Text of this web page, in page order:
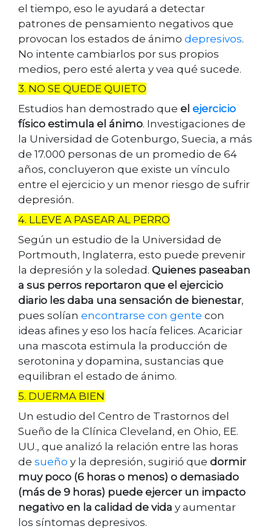
el tiempo, eso le ayudará a detectar
patrones de pensamiento negativos que
provocan los estados de ánimo depresivos.
No intente cambiarlos por sus propios
medios, pero esté alerta y vea qué sucede.
3. NO SE QUEDE QUIETO
Estudios han demostrado que el ejercicio
físico estimula el ánimo. Investigaciones de
la Universidad de Gotenburgo, Suecia, a más
de 17.000 personas de un promedio de 64
años, concluyeron que existe un vínculo
entre el ejercicio y un menor riesgo de sufrir
depresión.
4. LLEVE A PASEAR AL PERRO
Según un estudio de la Universidad de
Portmouth, Inglaterra, esto puede prevenir
la depresión y la soledad. Quienes paseaban
a sus perros reportaron que el ejercicio
diario les daba una sensación de bienestar,
pues solían encontrarse con gente con
ideas afines y eso los hacía felices. Acariciar
una mascota estimula la producción de
serotonina y dopamina, sustancias que
equilibran el estado de ánimo.
5. DUERMA BIEN
Un estudio del Centro de Trastornos del
Sueño de la Clínica Cleveland, en Ohio, EE.
UU., que analizó la relación entre las horas
de sueño y la depresión, sugirió que dormir
muy poco (6 horas o menos) o demasiado
(más de 9 horas) puede ejercer un impacto
negativo en la calidad de vida y aumentar
los síntomas depresivos.